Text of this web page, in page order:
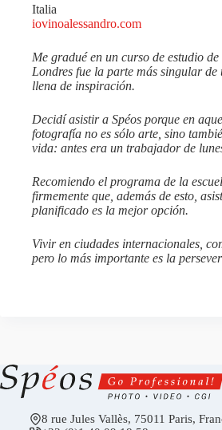
Italia
iovinoalessandro.com
Me gradué en un curso de estudio
Londres fue la parte más singular
llena de inspiración.
Decidí asistir a Spéos porque en
fotografía no es sólo arte, sino
vida: antes era un trabajador de
Recomiendo el programa de la
firmemente que, además de esto,
planificado es la mejor opción.
Vivir en ciudades internacionales,
pero lo más importante es la
8 rue Jules Vallès, 75011 Paris,